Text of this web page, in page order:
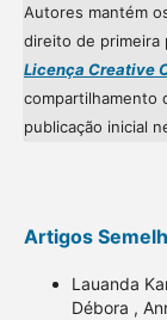
Autores mantém
direito de primeira
Licença Creative
compartilhamento
publicação inicial
Artigos
Lauanda
Débora ,